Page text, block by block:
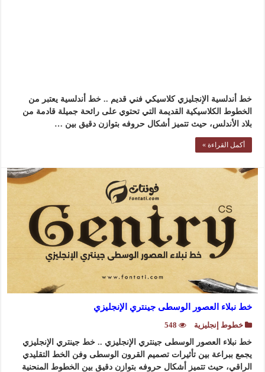
خط أندلسية الإنجليزي كلاسيكي فني قديم .. خط أندلسية يعتبر من
الخطوط الكلاسيكية القديمة التي تحتوي على رائحة جميلة قادمة من
بلاد الأندلس، حيث تتميز أشكال حروفه بتوازن دقيق بين …
أكمل القراءة »
خط نبلاء العصور الوسطى جينتري الإنجليزي
خطوط إنجليزية
548
خط نبلاء العصور الوسطى جينتري الإنجليزي .. خط جينتري الإنجليزي
يجمع ببراعة بين تأثيرات تصميم القرون الوسطى وفن الخط التقليدي
الراقي، حيث تتميز أشكال حروفه بتوازن دقيق بين الخطوط المنحنية